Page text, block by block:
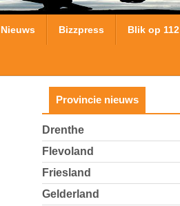
Nieuws Bizzpress Blik op 112
Provincie nieuws
Drenthe
Flevoland
Friesland
Gelderland